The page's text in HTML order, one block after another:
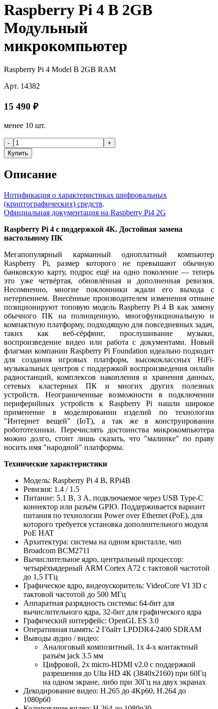
Raspberry Pi 4 B 2GB
Модульный
микрокомпьютер
Raspberry Pi 4 Model B 2GB RAM
Арт. 14382
15 490 ₽
менее 10 шт.
-
+
Купить
Описание
Нотификация о характеристиках шифровальных
(криптографических) средств.
Официальная документация на Raspberry Pi4 2G
Raspberry Pi 4 с поддержкой 4К. Достойная замена
настольному ПК
Мегапопулярный карманный одноплатный компьютер
Raspberry Pi, размер которого не превышают обычную
банковскую карту, подрос ещё на одно поколение— теперь
это уже четвёртая, обновлённая и дополненная ревизия.
Несомненно, многие поклонники ждали его выхода с
нетерпением. Внесённые производителем изменения отныне
позиционируют топовую модель Raspberry Pi 4 B как замену
обычного ПК на полноценную, многофункциональную и
компактную платформу, подходящую для повседневных задач,
таких как веб-сёрфинг, прослушивание музыки,
воспроизведение видео или работа с документами. Новый
флагман компании Raspberry Pi Foundation идеально подходит
для создания игровых платформ, высококлассных HiFi-
музыкальных центров с поддержкой воспроизведения онлайн
радиостанций, комплексов накопления и хранения данных,
сетевых кластерных ПК и многих других полезных
устройств. Неограниченные возможности в подключении
периферийных устройств к Raspberry Pi нашли широкое
применение в моделировании изделий по технологии
"Интернет вещей" (IoT), а так же в конструировании
робототехники. Перечислять достоинства микрокомпьютера
можно долго, стоит лишь сказать, что "малинке" по праву
носить имя "народной" платформы.
Технические характеристики
Модель: Raspberry Pi 4 B, RPi4B
Ревизия: 1.4 / 1.5
Питание: 5.1 В, 3 А, подключаемое через USB Type-C
коннектор или разъём GPIO. Поддерживается вариант
питания по технологии Power over Ethernet (PoE), для
которого требуется установка дополнительного модуля
PoE HAT
Архитектура: система на одном кристалле, чип
Broadcom BCM2711
Вычислительное ядро, центральный процессор:
четырёхъядерный ARM Cortex A72 с тактовой частотой
до 1,5 ГГц
Графическое ядро, видеоускоритель: VideoCore VI 3D с
тактовой частотой до 500 МГц
Аппаратная разрядность системы: 64-бит для
вычислительного ядра, 32-бит для графического ядра
Графический интерфейс: OpenGL ES 3.0
Оперативная память: 2 Гбайт LPDDR4-2400 SDRAM
Выводы аудио / видео:
Аналоговый композитный, 1х 4-х контактный
разъём jack 3.5 мм
Цифровой, 2х micro-HDMI v2.0 с поддержкой
разрешения до Ulta HD 4К (3840x2160) при 60Гц
на одном экране, либо при 30Гц на двух экранах
Декодирование видео: H.265 до 4Kp60, H.264 до
1080p60